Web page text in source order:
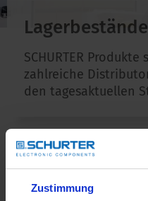
Zustimmung
SCHURTER
zahlreiche
den tagesaktuellen